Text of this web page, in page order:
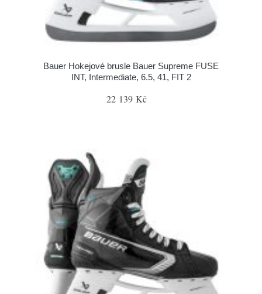
Bauer Hokejové brusle Bauer Supreme FUSE
INT, Intermediate, 6.5, 41, FIT 2
22 139 Kč